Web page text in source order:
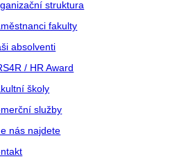
struktura
fakulty
absolventi
/ HR Award
školy
služby
nás najdete